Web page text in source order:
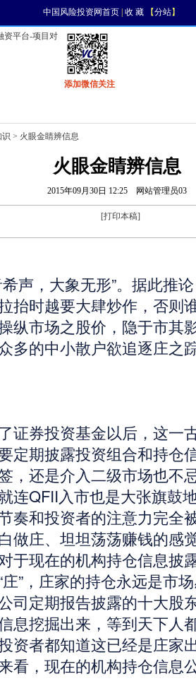
中国风险投资网首页| 收 藏【分站】
添加微信关注
识 > 火眼金睛辨信息
火眼金睛辨信息
2015年09月30日 12:25 网站管理员03
[打印本稿]
声，大象无形”。据此推
抬时越要大肆炒作，否则
纵市场之股价，隐于市其
多的中小散户欲追逐庄之
券投资基金以后，这一
定期披露投资组合和持仓
，还是介入二级市场也不
连QFII入市也是大张旗鼓
奏和投资者的注意力完全
做庄、坦坦荡荡赚钱的感
于现在的机构持仓信息披
”，庄家的持仓永远是市
司定期报告披露的十大股
息挖掘出来，等到天下人
资者都知道这已经是庄家
看，现在的机构持仓信息